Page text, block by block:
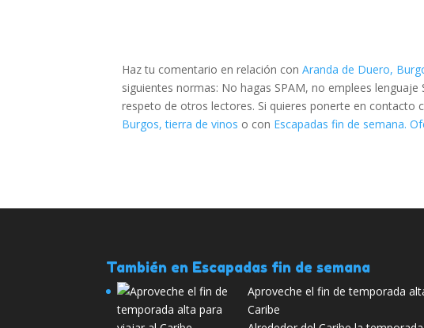
Haz tu comentario en relación conAranda de Duero,
siguientes normas: No hagas SPAM, no emplees
respeto de otros lectores. Si quieres ponerte en
Burgos, tierra de vinos o con Escapadas fin de semana.
También en Escapadas fin de semana
Aproveche el fin de temporada
Caribe